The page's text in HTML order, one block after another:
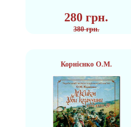
280 грн.
380 грн.
Корнієнко О.М.